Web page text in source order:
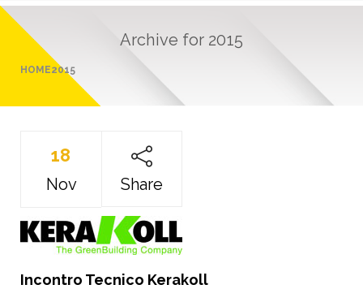
Archive for 2015
HOME2015
18
Nov Share
Incontro Tecnico Kerakoll